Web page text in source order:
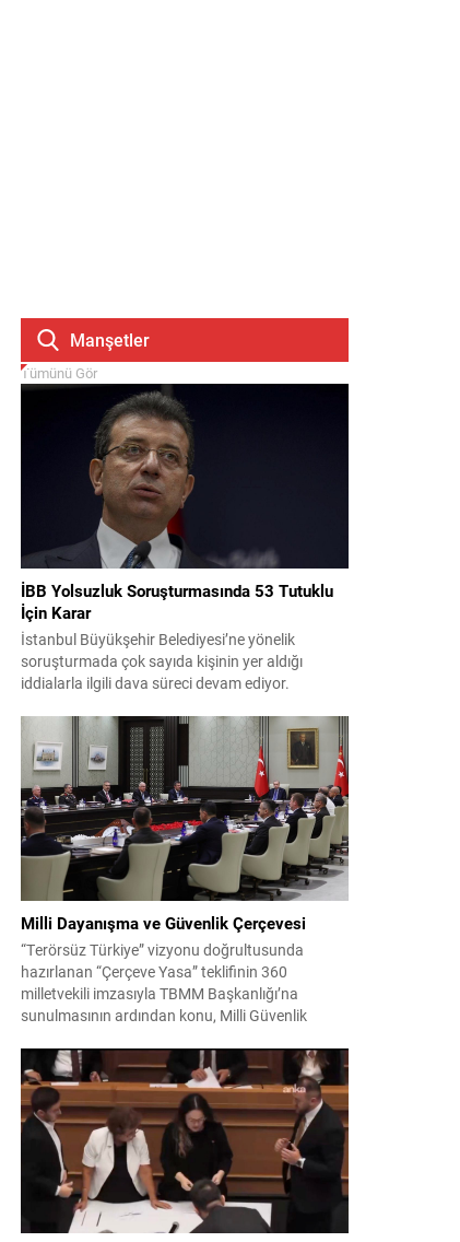
Manşetler
Tümünü Gör
İBB Yolsuzluk Soruşturmasında 53 Tutuklu
İçin Karar
İstanbul Büyükşehir Belediyesi’ne yönelik
soruşturmada çok sayıda kişinin yer aldığı
iddialarla ilgili dava süreci devam ediyor.
sanıkların tutukluluk hallerini ayrı ayrı
değerlendirdi. İnceleme sonucunda, aralarında
Ekrem İmamoğlu’nun da bulunduğu 53 tutuklu
hakkında tutukluluk hallerinin sürdürülmesine
karar verildi. İddialar ve değerlendirilen talepler
Soruşturma kapsamında sanıklara yöneltilen...
Milli Dayanışma ve Güvenlik Çerçevesi
“Terörsüz Türkiye” vizyonu doğrultusunda
hazırlanan “Çerçeve Yasa” teklifinin 360
milletvekili imzasıyla TBMM Başkanlığı’na
sunulmasının ardından konu, Milli Güvenlik
Toplantı sonrası yayımlanan sekiz maddelik
bildiri, ülke güvenliği ve bölgesel gelişmelere dair
değerlendirmeleri içermektedir. Yaklaşık 2 saat
15 dakika süren oturumun sonuç metninde;
terörle mücadele, bölgesel istikrar,...